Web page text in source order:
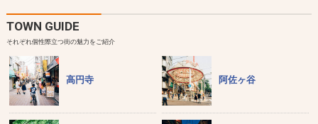
TOWN GUIDE
それぞれ個性際立つ街の魅力をご紹介
高円寺 阿佐ヶ谷